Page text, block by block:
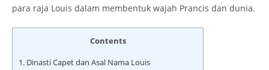
para raja Louis dalam membentuk wajah Prancis dan dunia.
Contents
1. Dinasti Capet dan Asal Nama Louis